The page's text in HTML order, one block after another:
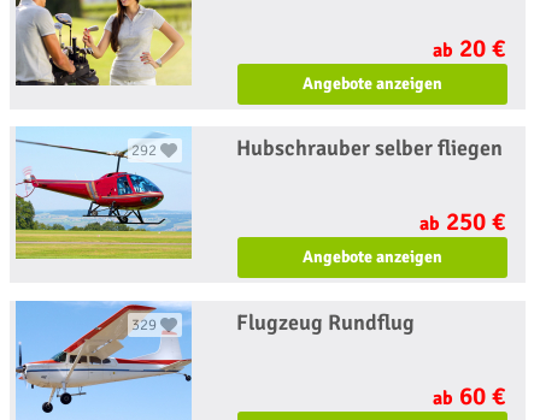
ab 20 €
Angebote anzeigen
292 Hubschrauber selber fliegen
ab 250 €
Angebote anzeigen
329 Flugzeug Rundflug
ab 60 €